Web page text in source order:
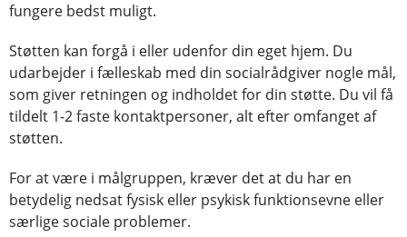
fungere bedst muligt.
Støtten kan forgå i eller udenfor din eget hjem. Du
udarbejder i fælleskab med din socialrådgiver nogle mål,
som giver retningen og indholdet for din støtte. Du vil få
tildelt 1-2 faste kontaktpersoner, alt efter omfanget af
støtten.
For at være i målgruppen, kræver det at du har en
betydelig nedsat fysisk eller psykisk funktionsevne eller
særlige sociale problemer.